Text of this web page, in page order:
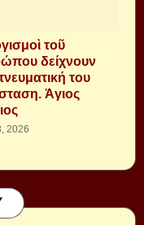
τοῦ
δείχνουν
του
Ἁγιος
2026